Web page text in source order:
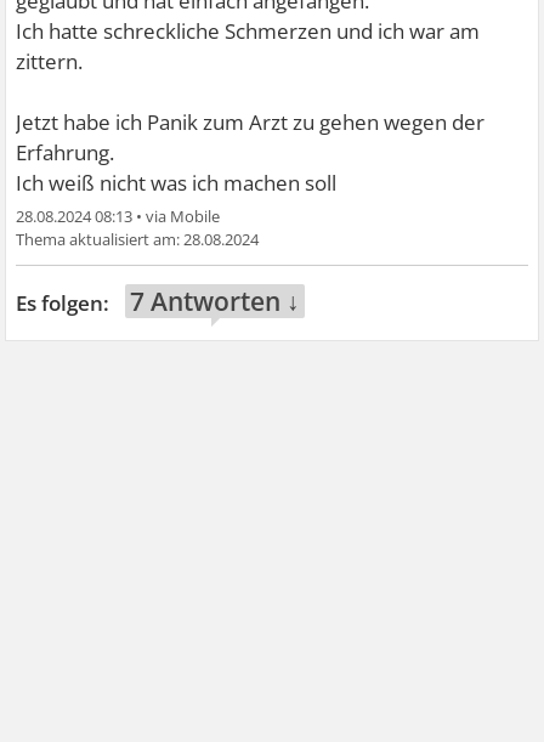
Ich hatte schreckliche Schmerzen und ich war am
zittern.
Jetzt habe ich Panik zum Arzt zu gehen wegen der
Erfahrung.
Ich weiß nicht was ich machen soll
28.08.2024 08:13 •
28.08.2024
7 Antworten ↓